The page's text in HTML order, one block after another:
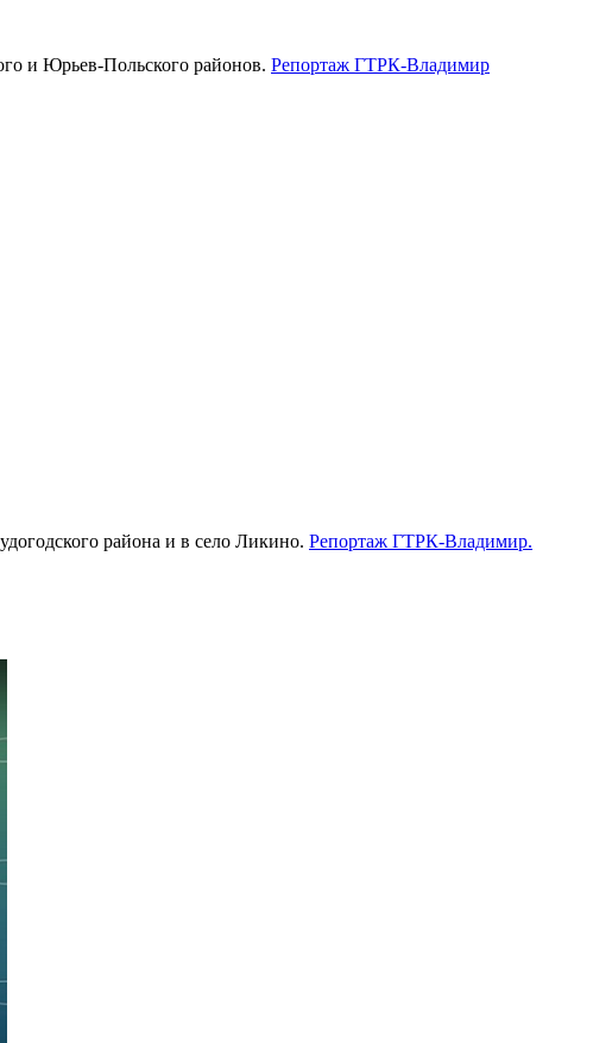
и Юрьев-Польского районов. Репортаж ГТРК-Владимир
района и в село Ликино. Репортаж ГТРК-Владимир.